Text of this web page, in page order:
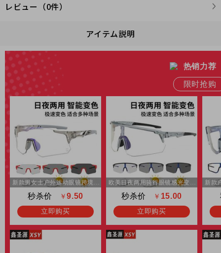
レビュー（0件）
アイテム説明
热销力荐
限时抢购
新款男女士户外运动眼镜跨境变色墨镜时尚潮流欧美防风骑行太阳镜
秒杀价 ￥9.50
立即购买
欧美日夜两用骑行眼镜感光变色户外运动镜太阳镜潮男女防风护目镜
秒杀价 ￥ 15.00
立即购买